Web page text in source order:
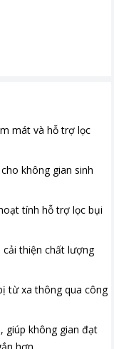
mát và hỗ trợ lọc
không gian sinh
tính hỗ trợ lọc bụi
cải thiện chất lượng
từ xa thông qua công
giúp không gian đạt